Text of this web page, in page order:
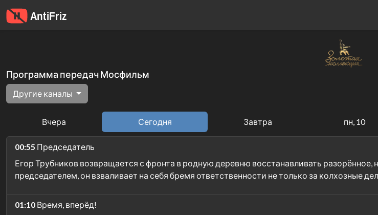
Программа передач Мосфильм
Другие каналы
Вчера Сегодня Завтра пн, 10
00:55 Председатель
Егор Трубников возвращается с фронта в родную деревню восстанавливать
председателем, он взваливает на себя бремя ответственности не только за колхозные
01:10 Время, вперёд!